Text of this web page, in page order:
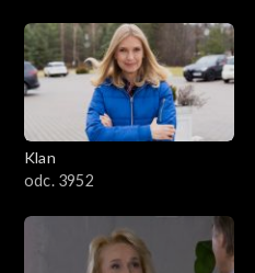
Klan
odc. 3952